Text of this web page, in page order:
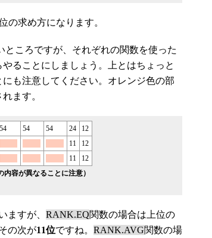
の求め方になります。
ころですが、それぞれの関数を使った
ることにしましょう。上とはちょっと
も注意してください。オレンジ色の部
ます。
54 54 54 24
12
11
12
11
12
容が異なることに注意）
ますが、 RANK.EQ関数の場合は上位の
の次が11位ですね。 RANK.AVG関数の場